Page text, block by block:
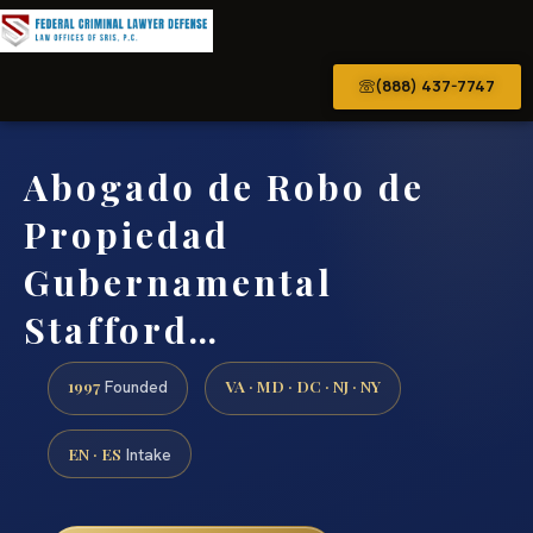
(888) 437-7747
Abogado de Robo de
Propiedad
Gubernamental
Stafford…
1997 Founded VA · MD · DC · NJ · NY
EN · ES Intake